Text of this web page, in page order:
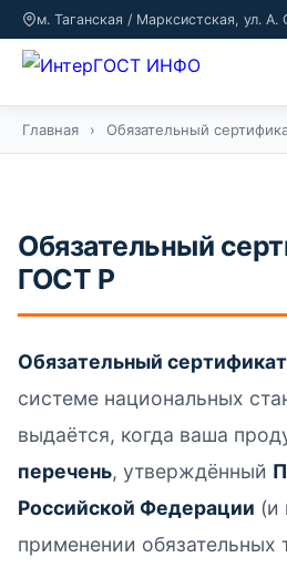
м. Таганская / Марксистская, ул. А.
Главная › Обязательный
Обязательный
ГОСТ Р
Обязательный
системе национальных
выдаётся, когда ваша
перечень, утверждённый
Российской Федерации (и
применении обязательных